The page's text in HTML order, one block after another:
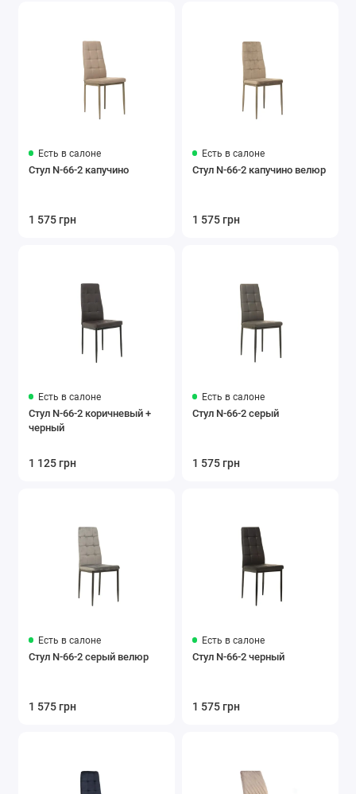
Есть в салоне
Стул N-66-2 капучино
1 575 грн
Есть в салоне
Стул N-66-2 капучино велюр
1 575 грн
Есть в салоне
Стул N-66-2 коричневый +
черный
1 125 грн
Есть в салоне
Стул N-66-2 серый
1 575 грн
Есть в салоне
Стул N-66-2 серый велюр
1 575 грн
Есть в салоне
Стул N-66-2 черный
1 575 грн